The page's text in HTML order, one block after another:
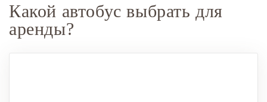
Какой автобус выбрать для
аренды?